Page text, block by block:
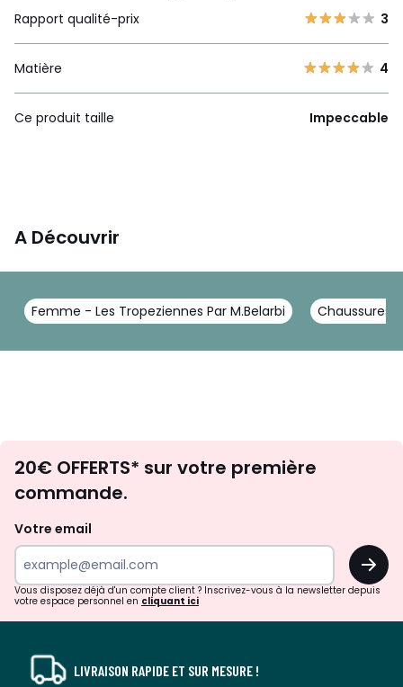
Rapport qualité-prix
3
Matière 4
Ce produit taille Impeccable
A Découvrir
Femme - Les Tropeziennes Par M.Belarbi Chaussures -
d'inspirations
surprises?
20€ OFFERTS* sur votre première
commande.
Votre email
OK
Vous disposez déjà d'un compte client ? Inscrivez-vous à la newsletter depuis
votre espace personnel en cliquant ici
LIVRAISON RAPIDE ET SUR MESURE !